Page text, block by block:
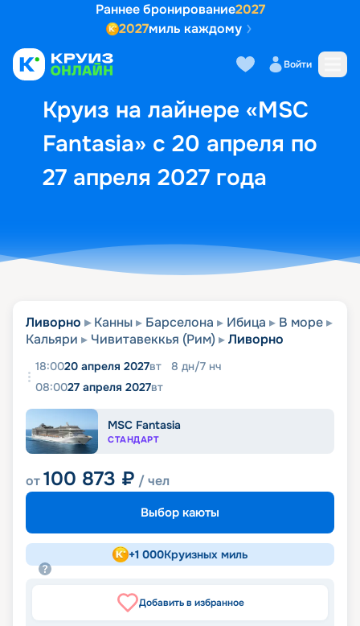
Раннее бронирование2027
2027миль каждому
Войти
Круиз на лайнере «MSC
Fantasia» с 20 апреля по
27 апреля 2027 года
Выбор кают Маршрут и
Ливорно Канны Барселона Ибица
В море
Кальяри
Чивитавеккья (Рим) Ливорно
18:0020 апреля 2027вт 8 дн/7 нч
08:0027 апреля 2027вт
MSC Fantasia
СТАНДАРТ
от100 873 ₽ / чел
Выбор каюты
+1 000Круизных миль
Добавить в избранное